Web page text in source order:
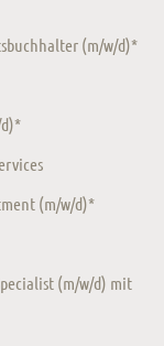
(m/w/d)*
(m/w/d)*
(m/w/d) mit